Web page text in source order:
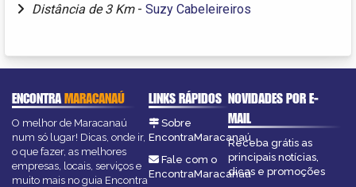
Distância de 3 Km - Suzy Cabeleireiros
ENCONTRAMARACANAÚ
O melhor de Maracanaú
num só lugar! Dicas, onde ir,
o que fazer, as melhores
empresas, locais, serviços e
muito mais no guia Encontra
LINKS RÁPIDOS
Sobre
EncontraMaracanaú
Fale com o
EncontraMaracanaú
NOVIDADES POR E-
MAIL
Receba grátis as
principais notícias,
dicas e promoções